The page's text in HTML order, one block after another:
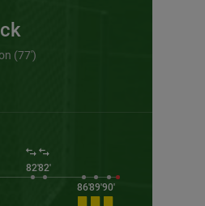
(77')
82'82'
86'89'90'